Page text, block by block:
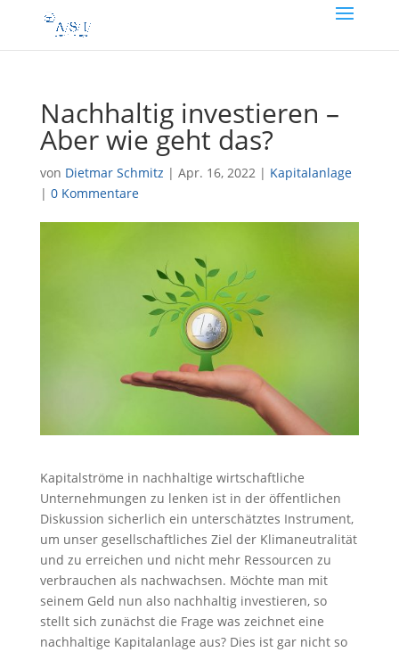
Nachhaltig investieren –
Aber wie geht das?
von Dietmar Schmitz | Apr. 16, 2022| Kapitalanlage
| 0 Kommentare
Kapitalströme in nachhaltige wirtschaftliche
Unternehmungen zu lenken ist in der öffentlichen
Diskussion sicherlich ein unterschätztes Instrument,
um unser gesellschaftliches Ziel der Klimaneutralität
und zu erreichen und nicht mehr Ressourcen zu
verbrauchen als nachwachsen. Möchte man mit
seinem Geld nun also nachhaltig investieren, so
stellt sich zunächst die Frage was zeichnet eine
nachhaltige Kapitalanlage aus? Dies ist gar nicht so